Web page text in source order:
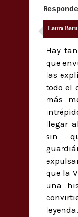
Laura
Hay
que
las
todo el
más
llegar
sin
que la
una
leyenda.